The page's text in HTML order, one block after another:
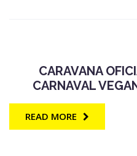
CARAVANA
CARNAVAL
READ MORE